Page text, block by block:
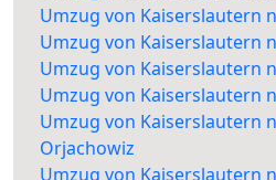
Umzug von Kaiserslautern
Umzug von Kaiserslautern
Umzug von Kaiserslautern
Umzug von Kaiserslautern
Umzug von Kaiserslautern
Orjachowiz
Umzug von Kaiserslautern